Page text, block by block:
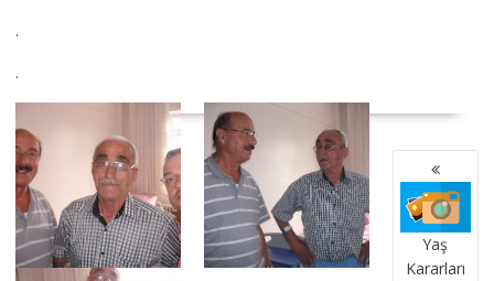
.
.
YAZI
GEZINMESI
Yaş
Kararları